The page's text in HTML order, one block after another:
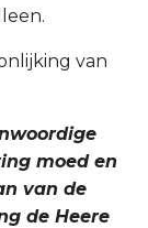
van
moed en
van de
de Heere